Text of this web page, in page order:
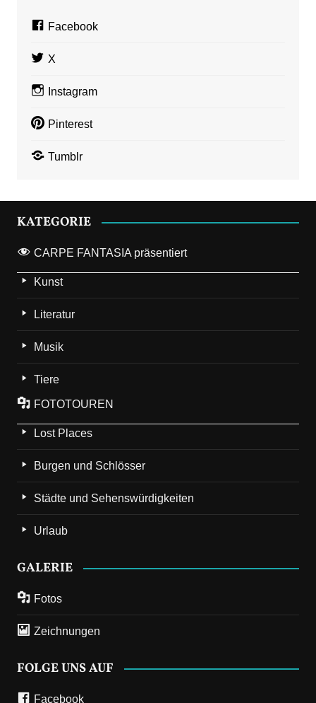
Facebook
X
Instagram
Pinterest
Tumblr
KATEGORIE
CARPE FANTASIA präsentiert
Kunst
Literatur
Musik
Tiere
FOTOTOUREN
Lost Places
Burgen und Schlösser
Städte und Sehenswürdigkeiten
Urlaub
GALERIE
Fotos
Zeichnungen
FOLGE UNS AUF
Facebook